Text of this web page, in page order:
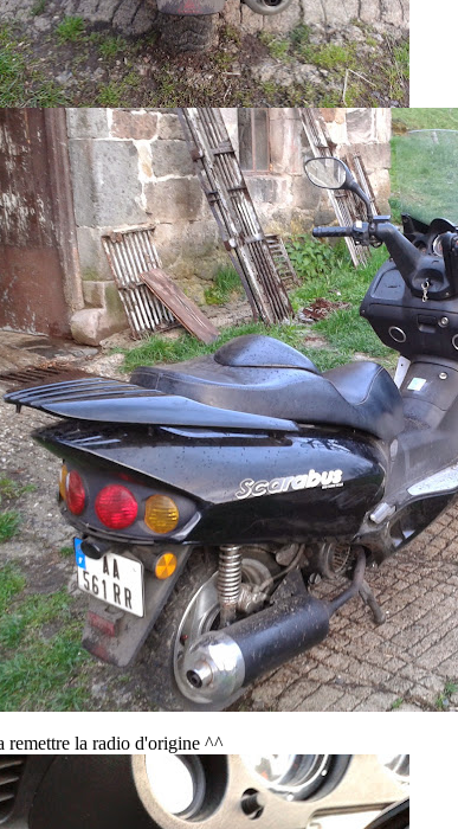
remettre la radio d'origine ^^